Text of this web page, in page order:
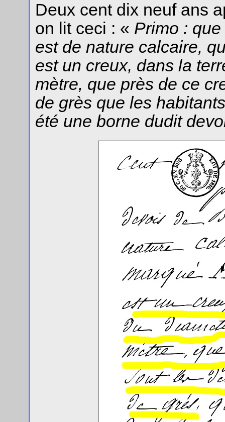
Deux cent dix neuf ans
on lit ceci : « Primo :
est de nature calcaire,
est un creux, dans la
mètre, que près de ce
de grès que les
été une borne dudit